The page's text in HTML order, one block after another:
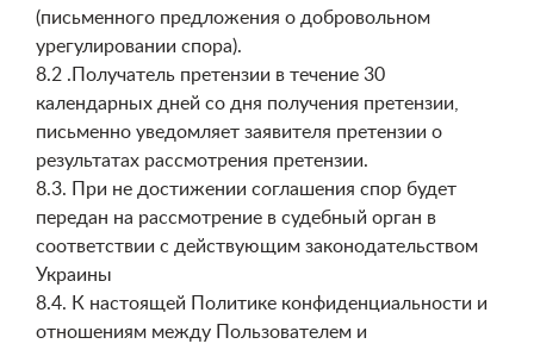
(письменного предложения о добровольном
урегулировании спора).
8.2 .Получатель претензии в течение 30
календарных дней со дня получения претензии,
письменно уведомляет заявителя претензии о
результатах рассмотрения претензии.
8.3. При не достижении соглашения спор будет
передан на рассмотрение в судебный орган в
соответствии с действующим законодательством
Украины
8.4. К настоящей Политике конфиденциальности и
отношениям между Пользователем и